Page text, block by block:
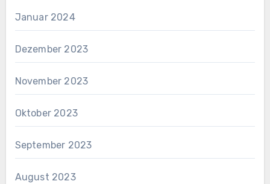
Januar 2024
Dezember 2023
November 2023
Oktober 2023
September 2023
August 2023